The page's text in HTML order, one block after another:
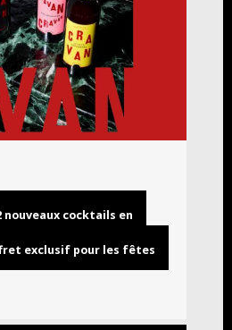
nouveaux cocktails en
exclusif pour les fêtes